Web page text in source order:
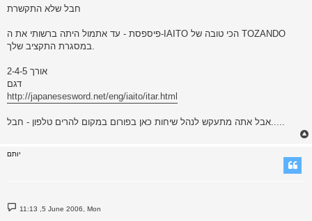
t
חבל שלא התקשרת
פיספסת - עד אתמול היתה ברשותי את ה-IAITO הכי טובה של TOZANDO
אורך 2-4-5
דגם
http://japanesesword.net/eng/iaito/itar.html
יותם
P
o
11:13 ,5 June 2006, Mon